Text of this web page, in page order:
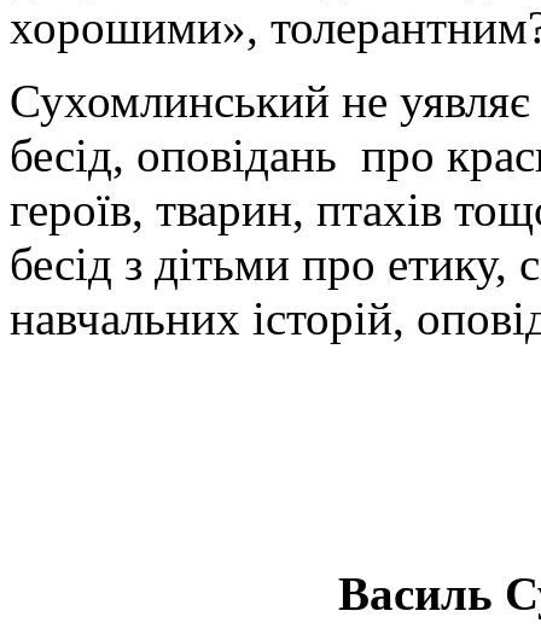
хорошими»,
Сухомлинський не уявляє
бесід, оповідань про
героїв, тварин, птахів
бесід з дітьми про етику,
навчальних історій,
Василь